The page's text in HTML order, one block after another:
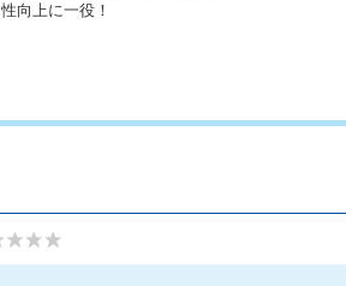
性向上に一役！